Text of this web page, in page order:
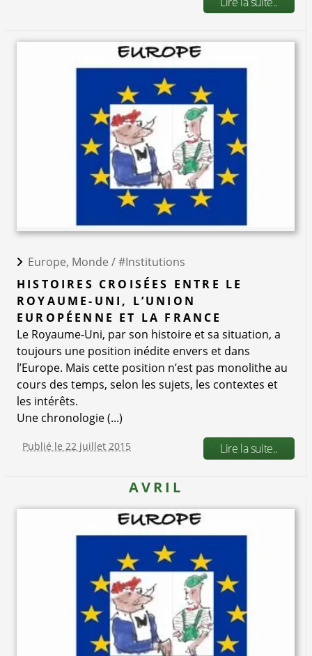
Europe, Monde /#Institutions
HISTOIRES CROISÉES ENTRE LE
ROYAUME-UNI, L’UNION
EUROPÉENNE ET LA FRANCE
Le Royaume-Uni, par son histoire et sa situation, a
toujours une position inédite envers et dans
l’Europe. Mais cette position n’est pas monolithe au
cours des temps, selon les sujets, les contextes et
les intérêts.
Une chronologie (...)
Publié le 22 juillet 2015 Lire la suite..
AVRIL